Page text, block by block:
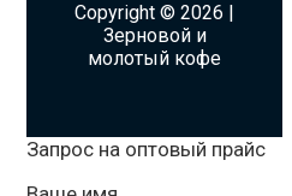
Copyright © 2026 |
Зерновой и
молотый кофе
Запрос на оптовый прайс